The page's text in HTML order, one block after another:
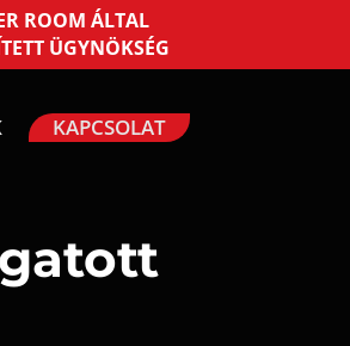
ROOM ÁLTAL
ÜGYNÖKSÉG
KAPCSOLAT